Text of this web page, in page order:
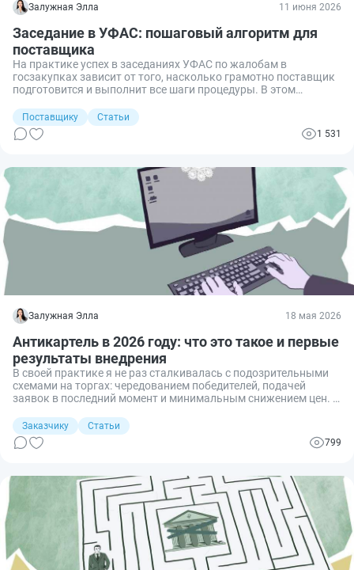
Залужная Элла 11 июня 2026
Заседание в УФАС: пошаговый алгоритм для
поставщика
На практике успех в заседаниях УФАС по жалобам в
госзакупках зависит от того, насколько грамотно поставщик
подготовится и выполнит все шаги процедуры. В этом
время заседания, подключиться к нему, изложить позицию и
при необходимости обжаловать решение, с фокусом на
«подводные камни» процесса.
Поставщику
Статьи
1 531
Залужная Элла 18 мая 2026
Антикартель в 2026 году: что это такое и первые
результаты внедрения
В своей практике я не раз сталкивалась с подозрительными
схемами на торгах: чередованием победителей, подачей
заявок в последний момент и минимальным снижением цен. В
Рассказываю, как новая платформа работает на практике и
что это значит для участников рынка.
Заказчику
Статьи
799